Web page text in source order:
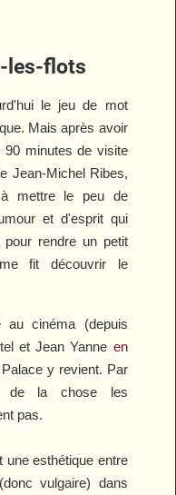
les-flots
le jeu de mot
Mais après avoir
90 minutes de visite
Jean-Michel Ribes,
mettre le peu de
et d'esprit qui
pour rendre un petit
fit découvrir le
au cinéma (depuis
et Jean Yanne en
Palacey revient. Par
de la chose les
pas.
une esthétique entre
vulgaire) dans